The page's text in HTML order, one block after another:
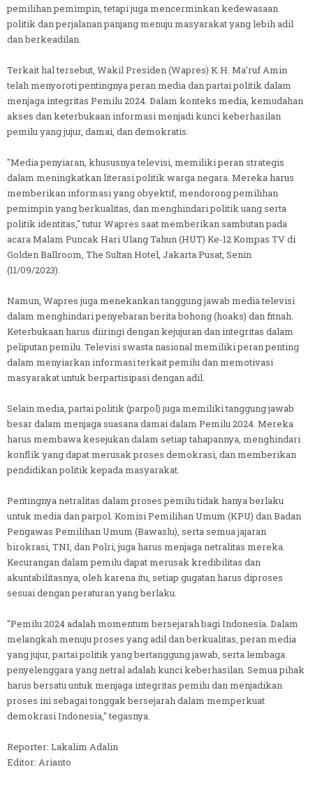
pemilihan pemimpin, tetapi juga mencerminkan kedewasaan
politik dan perjalanan panjang menuju masyarakat yang lebih adil
dan berkeadilan.
Terkait hal tersebut, Wakil Presiden (Wapres) K.H. Ma’ruf Amin
telah menyoroti pentingnya peran media dan partai politik dalam
menjaga integritas Pemilu 2024. Dalam konteks media, kemudahan
akses dan keterbukaan informasi menjadi kunci keberhasilan
pemilu yang jujur, damai, dan demokratis.
"Media penyiaran, khususnya televisi, memiliki peran strategis
dalam meningkatkan literasi politik warga negara. Mereka harus
memberikan informasi yang obyektif, mendorong pemilihan
pemimpin yang berkualitas, dan menghindari politik uang serta
politik identitas," tutur Wapres saat memberikan sambutan pada
acara Malam Puncak Hari Ulang Tahun (HUT) Ke-12 Kompas TV di
Golden Ballroom, The Sultan Hotel, Jakarta Pusat, Senin
(11/09/2023).
Namun, Wapres juga menekankan tanggung jawab media televisi
dalam menghindari penyebaran berita bohong (hoaks) dan fitnah.
Keterbukaan harus diiringi dengan kejujuran dan integritas dalam
peliputan pemilu. Televisi swasta nasional memiliki peran penting
dalam menyiarkan informasi terkait pemilu dan memotivasi
masyarakat untuk berpartisipasi dengan adil.
Selain media, partai politik (parpol) juga memiliki tanggung jawab
besar dalam menjaga suasana damai dalam Pemilu 2024. Mereka
harus membawa kesejukan dalam setiap tahapannya, menghindari
konflik yang dapat merusak proses demokrasi, dan memberikan
pendidikan politik kepada masyarakat.
Pentingnya netralitas dalam proses pemilu tidak hanya berlaku
untuk media dan parpol. Komisi Pemilihan Umum (KPU) dan Badan
Pengawas Pemilihan Umum (Bawaslu), serta semua jajaran
birokrasi, TNI, dan Polri, juga harus menjaga netralitas mereka.
Kecurangan dalam pemilu dapat merusak kredibilitas dan
akuntabilitasnya, oleh karena itu, setiap gugatan harus diproses
sesuai dengan peraturan yang berlaku.
"Pemilu 2024 adalah momentum bersejarah bagi Indonesia. Dalam
melangkah menuju proses yang adil dan berkualitas, peran media
yang jujur, partai politik yang bertanggung jawab, serta lembaga
penyelenggara yang netral adalah kunci keberhasilan. Semua pihak
harus bersatu untuk menjaga integritas pemilu dan menjadikan
proses ini sebagai tonggak bersejarah dalam memperkuat
demokrasi Indonesia," tegasnya.
Reporter: Lakalim Adalin
Editor: Arianto